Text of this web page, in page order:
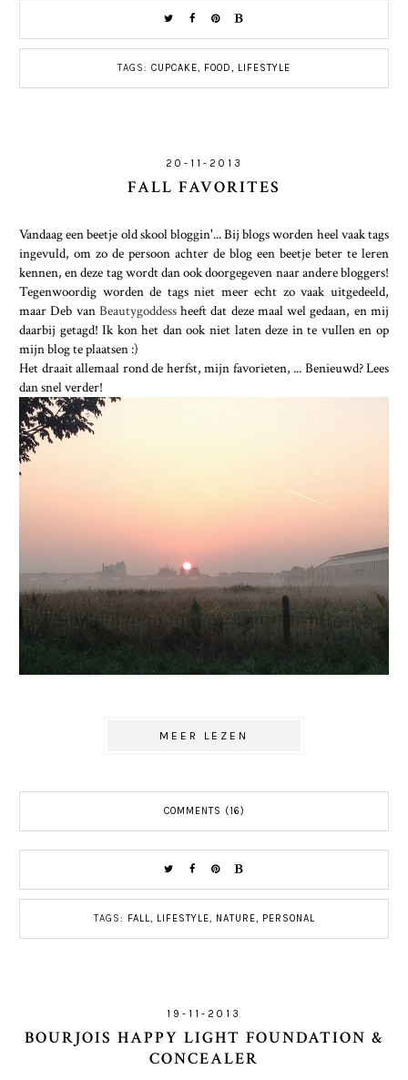
TAGS: CUPCAKE, FOOD, LIFESTYLE
20-11-2013
FALL FAVORITES
Vandaag een beetje old skool bloggin'... Bij blogs worden heel vaak tags
ingevuld, om zo de persoon achter de blog een beetje beter te leren
kennen, en deze tag wordt dan ook doorgegeven naar andere bloggers!
Tegenwoordig worden de tags niet meer echt zo vaak uitgedeeld,
maar Deb van Beautygoddessheeft dat deze maal wel gedaan, en mij
daarbij getagd! Ik kon het dan ook niet laten deze in te vullen en op
mijn blog te plaatsen :)
Het draait allemaal rond de herfst, mijn favorieten, ... Benieuwd? Lees
dan snel verder!
MEER LEZEN
COMMENTS (16)
TAGS: FALL, LIFESTYLE, NATURE, PERSONAL
19-11-2013
BOURJOIS HAPPY LIGHT FOUNDATION &
CONCEALER